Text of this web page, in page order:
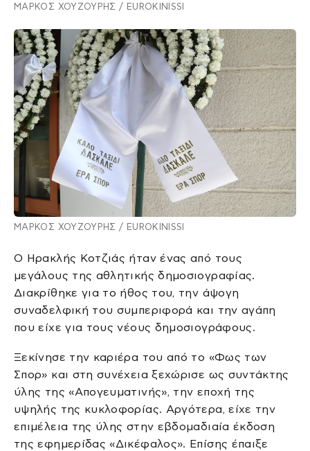
ΜΑΡΚΟΣ ΧΟΥΖΟΥΡΗΣ / EUROKINISSI
ΜΑΡΚΟΣ ΧΟΥΖΟΥΡΗΣ / EUROKINISSI
Ο Ηρακλής Κοτζιάς ήταν ένας από τους
μεγάλους της αθλητικής δημοσιογραφίας.
Διακρίθηκε για το ήθος του, την άψογη
συναδελφική του συμπεριφορά και την αγάπη
που είχε για τους νέους δημοσιογράφους.
Ξεκίνησε την καριέρα του από το «Φως των
Σπορ» και στη συνέχεια ξεχώρισε ως συντάκτης
ύλης της «Απογευματινής», την εποχή της
υψηλής της κυκλοφορίας. Αργότερα, είχε την
επιμέλεια της ύλης στην εβδομαδιαία έκδοση
της εφημερίδας «Δικέφαλος». Επίσης έπαιξε